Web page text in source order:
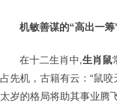
机敏善谋的“高出一筹
在十二生肖中,生肖鼠
占先机，古籍有云：“鼠
太岁的格局将助其事业腾